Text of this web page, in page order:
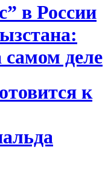
в России
самом деле
к